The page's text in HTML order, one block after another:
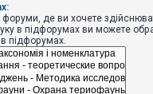
де ви хочете
в підфорумах ви можете
підфорумах.